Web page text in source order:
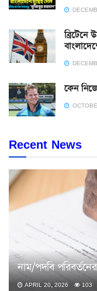
কেন
Recent News
নাম/পদবি পরিবর্তনের
APRIL 20, 2026 103